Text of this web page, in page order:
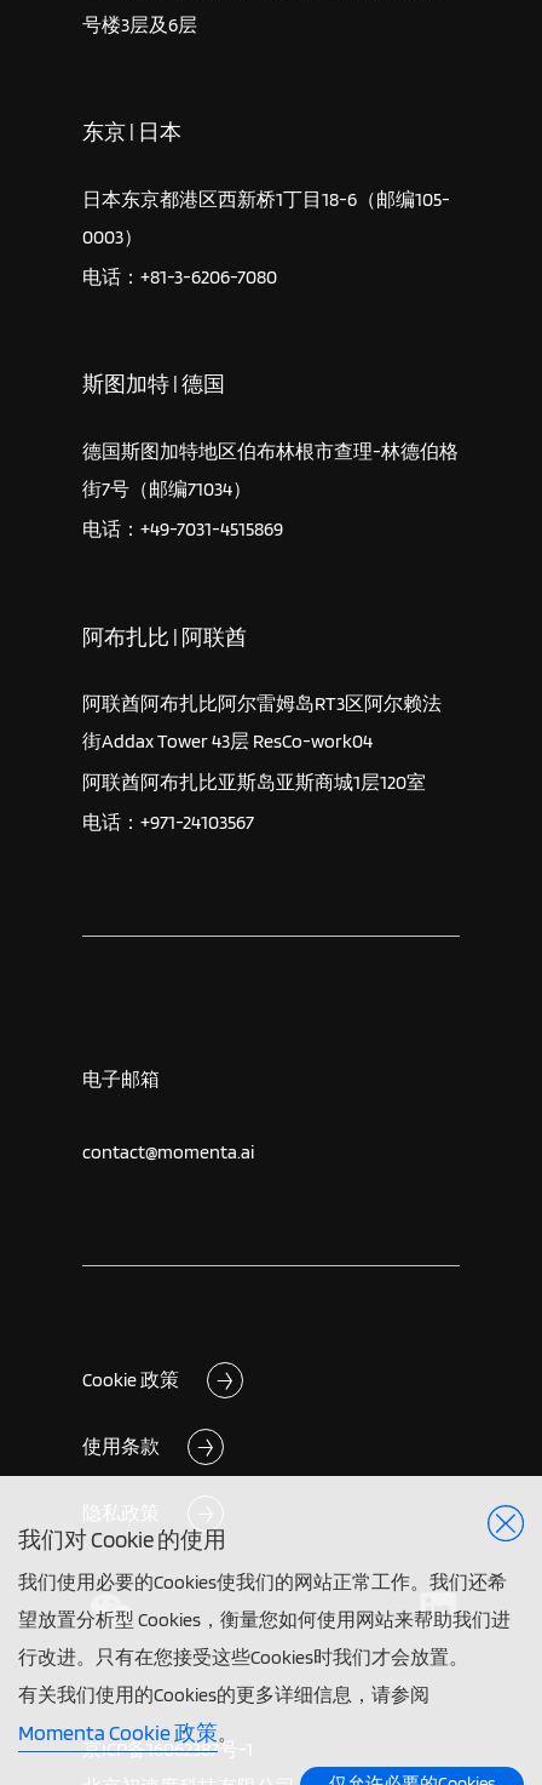
我们对 Cookie 的使用
我们使用必要的Cookies使我们的网站正常工作。我们还希
望放置分析型 Cookies，衡量您如何使用网站来帮助我们进
行改进。只有在您接受这些Cookies时我们才会放置。
有关我们使用的Cookies的更多详细信息，请参阅
Momenta Cookie 政策。
号楼3层及6层
东京 | 日本
日本东京都港区西新桥1丁目18-6（邮编105-
0003）
电话：+81-3-6206-7080
斯图加特 | 德国
德国斯图加特地区伯布林根市查理-林德伯格
街7号（邮编71034）
电话：+49-7031-4515869
阿布扎比 | 阿联酋
阿联酋阿布扎比阿尔雷姆岛RT3区阿尔赖法
街Addax Tower 43层 ResCo-work04
阿联酋阿布扎比亚斯岛亚斯商城1层120室
电话：+971-24103567
电子邮箱
contact@momenta.ai
Cookie 政策
使用条款
隐私政策
京ICP备16062387号-1